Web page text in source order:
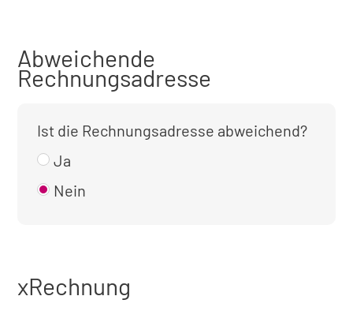
Abweichende
Rechnungsadresse
Ist die Rechnungsadresse abweichend?
Ja
Nein
xRechnung